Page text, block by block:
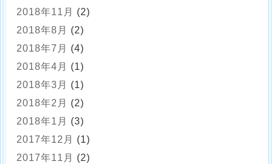
2018年11月
(2)
2018年8月
(2)
2018年7月
(4)
2018年4月
(1)
2018年3月
(1)
2018年2月
(2)
2018年1月
(3)
2017年12月
(1)
2017年11月
(2)